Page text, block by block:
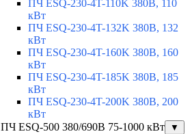
ПЧ ESQ-230-4T-110K 380В, 110
кВт
ПЧ ESQ-230-4T-132K 380В, 132
кВт
ПЧ ESQ-230-4T-160K 380В, 160
кВт
ПЧ ESQ-230-4T-185K 380В, 185
кВт
ПЧ ESQ-230-4T-200K 380В, 200
кВт
ПЧ ESQ-500 380/690В 75-1000 кВт
▼